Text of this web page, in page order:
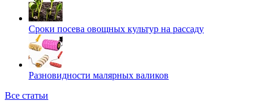
Сроки посева овощных культур на рассаду
Разновидности малярных валиков
Все статьи